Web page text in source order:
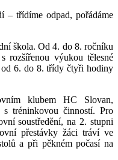
– třídíme odpad, pořádáme
škola. Od 4. do 8. ročníku
rozšířenou výukou tělesné
6. do 8. třídy čtyři hodiny
klubem HC Slovan,
tréninkovou činností. Pro
soustředění, na 2. stupni
přestávky žáci tráví ve
a při pěkném počasí na